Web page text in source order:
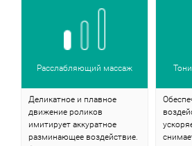
Расслабляющий массаж
Деликатное и плавное
движение роликов
имитирует аккуратное
разминающее воздействие.